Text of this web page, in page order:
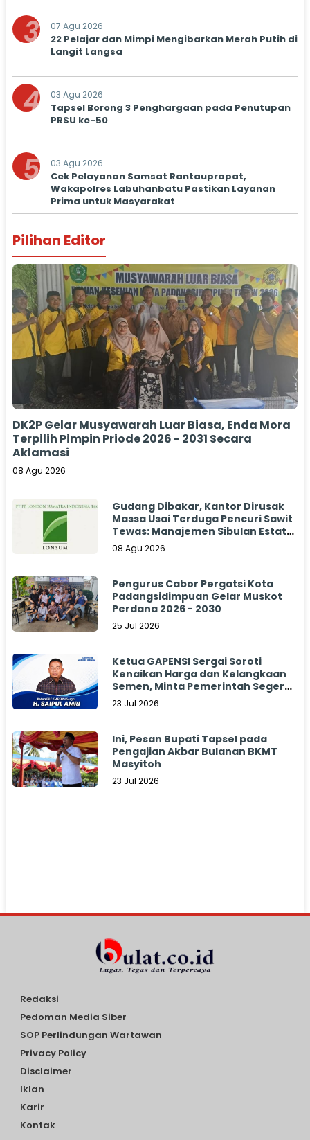
3 07 Agu 2026
22 Pelajar dan Mimpi Mengibarkan Merah Putih di
Langit Langsa
4 03 Agu 2026
Tapsel Borong 3 Penghargaan pada Penutupan
PRSU ke-50
5 03 Agu 2026
Cek Pelayanan Samsat Rantauprapat,
Wakapolres Labuhanbatu Pastikan Layanan
Prima untuk Masyarakat
Pilihan Editor
DK2P Gelar Musyawarah Luar Biasa, Enda Mora
Terpilih Pimpin Priode 2026 - 2031 Secara
Aklamasi
08 Agu 2026
Gudang Dibakar, Kantor Dirusak
Massa Usai Terduga Pencuri Sawit
Tewas: Manajemen Sibulan Estate
Bungkam
08 Agu 2026
Pengurus Cabor Pergatsi Kota
Padangsidimpuan Gelar Muskot
Perdana 2026 - 2030
25 Jul 2026
Ketua GAPENSI Sergai Soroti
Kenaikan Harga dan Kelangkaan
Semen, Minta Pemerintah Segera
Bertindak
23 Jul 2026
Ini, Pesan Bupati Tapsel pada
Pengajian Akbar Bulanan BKMT
Masyitoh
23 Jul 2026
Redaksi
Pedoman Media Siber
SOP Perlindungan Wartawan
Privacy Policy
Disclaimer
Iklan
Karir
Kontak